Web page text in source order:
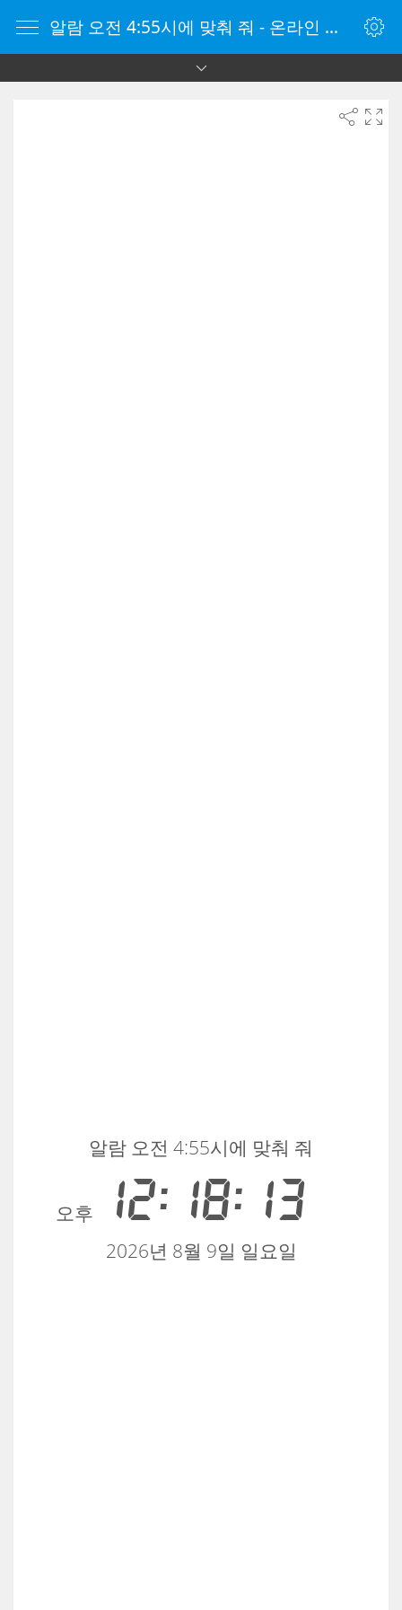
알람 오전 4:55시에 맞춰 줘 - 온라인 알람 시계 - 자명종 온라인 - 온라인 자명종
오후 12:18:14
알람 오전 4:55시에 맞춰 줘
2026년 8월 9일 일요일